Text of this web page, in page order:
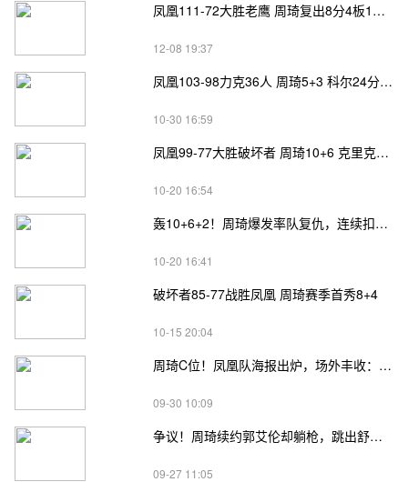
凤凰111-72大胜老鹰 周琦复出8分4板1断 布罗科夫21+7 弗雷泽20分
12-08 19:37
凤凰103-98力克36人 周琦5+3 科尔24分 兰德尔28分
10-30 16:59
凤凰99-77大胜破坏者 周琦10+6 克里克15+5
10-20 16:54
轰10+6+2！周琦爆发率队复仇，连续扣篮球迷疯狂，客场变主场
10-20 16:41
破坏者85-77战胜凤凰 周琦赛季首秀8+4
10-15 20:04
周琦C位！凤凰队海报出炉，场外丰收：球迷不要折扣，主动续费
09-30 10:09
争议！周琦续约郭艾伦却躺枪，跳出舒适圈，球票销量将暴涨
09-27 11:05